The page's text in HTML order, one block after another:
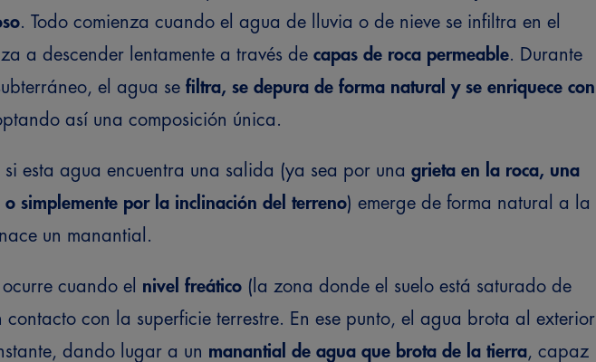
. Todo comienza cuando el agua de lluvia o de nieve se infiltra en el
a descender lentamente a través de capas de roca permeable. Durante
el agua se filtra, se depura de forma natural y se enriquece con
así una composición única.
esta agua encuentra una salida (ya sea por una grieta en la roca, una
simplemente por la inclinación del terreno) emerge de forma natural a la
un manantial.
ocurre cuando el nivel freático (la zona donde el suelo está saturado de
contacto con la superficie terrestre. En ese punto, el agua brota al exterior
dando lugar a un manantial de agua que brota de la tierra, capaz